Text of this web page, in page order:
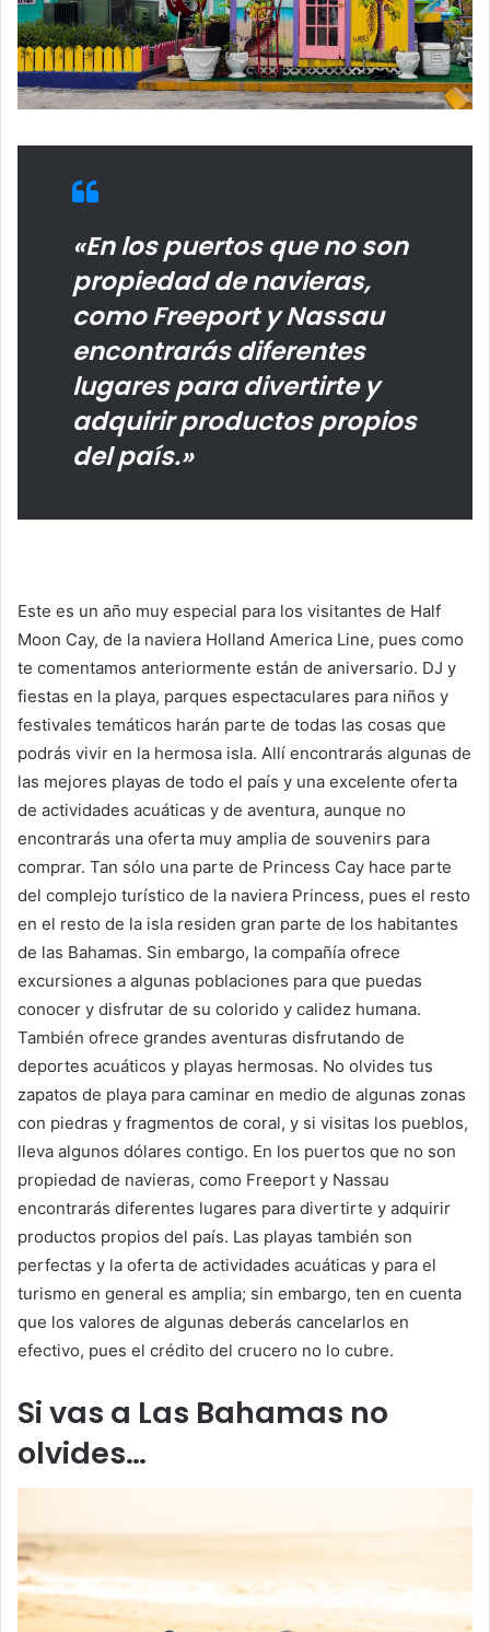
«En los puertos que no son
propiedad de navieras,
como Freeport y Nassau
encontrarás diferentes
lugares para divertirte y
adquirir productos propios
del país.»
Este es un año muy especial para los visitantes de Half
Moon Cay, de la naviera Holland America Line, pues como
te comentamos anteriormente están de aniversario. DJ y
fiestas en la playa, parques espectaculares para niños y
festivales temáticos harán parte de todas las cosas que
podrás vivir en la hermosa isla. Allí encontrarás algunas de
las mejores playas de todo el país y una excelente oferta
de actividades acuáticas y de aventura, aunque no
encontrarás una oferta muy amplia de souvenirs para
comprar. Tan sólo una parte de Princess Cay hace parte
del complejo turístico de la naviera Princess, pues el resto
en el resto de la isla residen gran parte de los habitantes
de las Bahamas. Sin embargo, la compañía ofrece
excursiones a algunas poblaciones para que puedas
conocer y disfrutar de su colorido y calidez humana.
También ofrece grandes aventuras disfrutando de
deportes acuáticos y playas hermosas. No olvides tus
zapatos de playa para caminar en medio de algunas zonas
con piedras y fragmentos de coral, y si visitas los pueblos,
lleva algunos dólares contigo. En los puertos que no son
propiedad de navieras, como Freeport y Nassau
encontrarás diferentes lugares para divertirte y adquirir
productos propios del país. Las playas también son
perfectas y la oferta de actividades acuáticas y para el
turismo en general es amplia; sin embargo, ten en cuenta
que los valores de algunas deberás cancelarlos en
efectivo, pues el crédito del crucero no lo cubre.
Si vas a Las Bahamas no
olvides…